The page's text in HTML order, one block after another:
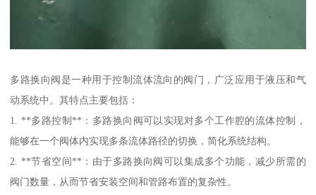
多路换向阀是一种用于控制流体流向的阀门，广泛应用于液压和气
动系统中。其特点主要包括：
1. **多路控制**：多路换向阀可以实现对多个工作腔的流体控制，
能够在一个阀体内实现多条流体路径的切换，简化系统结构。
2. **节省空间**：由于多路换向阀可以集成多个功能，减少所需的
阀门数量，从而节省安装空间和管路布置的复杂性。